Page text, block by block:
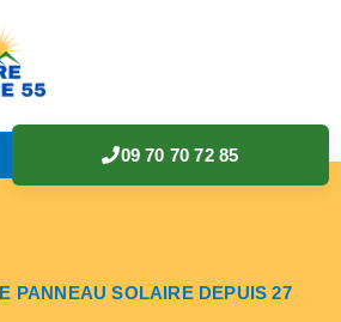
09 70 70 72 85
PANNEAU SOLAIRE DEPUIS 27